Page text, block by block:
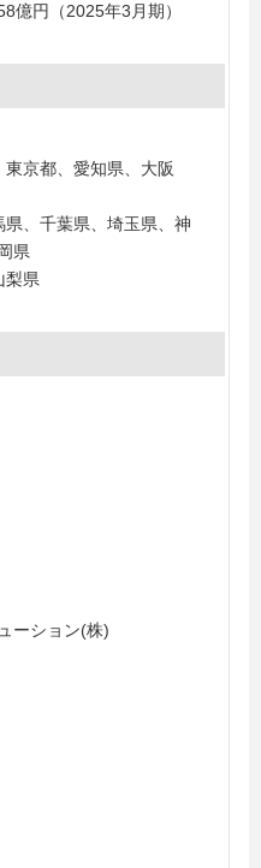
円（2025年3月期）
京都、愛知県、大阪
、千葉県、埼玉県、神
県
梨県
ーション(株)